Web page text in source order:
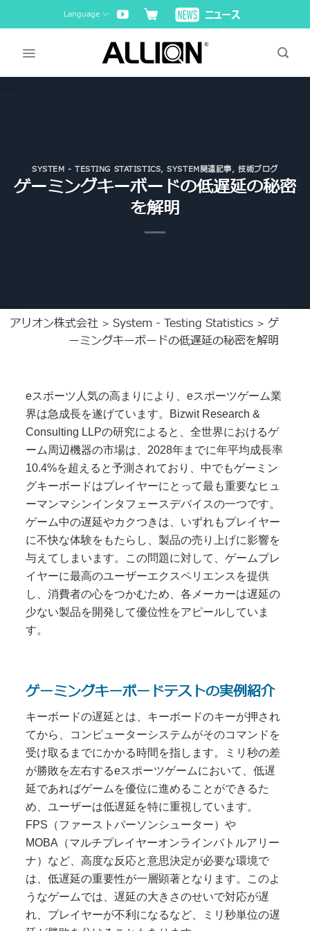
to
Language
SYSTEM - TESTING STATISTICS,SYSTEM関連記事,技術ブログ
ゲーミングキーボードの低遅延の秘密
を解明
アリオン株式会社 > System - Testing Statistics >ゲ
ーミングキーボードの低遅延の秘密を解明
eスポーツ人気の高まりにより、eスポーツゲーム業
界は急成長を遂げています。Bizwit Research &
Consulting LLPの研究によると、全世界におけるゲ
ーム周辺機器の市場は、2028年までに年平均成長率
10.4%を超えると予測されており、中でもゲーミン
グキーボードはプレイヤーにとって最も重要なヒュ
ーマンマシンインタフェースデバイスの一つです。
ゲーム中の遅延やカクつきは、いずれもプレイヤー
に不快な体験をもたらし、製品の売り上げに影響を
与えてしまいます。この問題に対して、ゲームプレ
イヤーに最高のユーザーエクスペリエンスを提供
し、消費者の心をつかむため、各メーカーは遅延の
少ない製品を開発して優位性をアピールしていま
す。
ゲーミングキーボードテストの実例紹介
キーボードの遅延とは、キーボードのキーが押され
てから、コンピューターシステムがそのコマンドを
受け取るまでにかかる時間を指します。ミリ秒の差
が勝敗を左右するeスポーツゲームにおいて、低遅
延であればゲームを優位に進めることができるた
め、ユーザーは低遅延を特に重視しています。
FPS（ファーストパーソンシューター）や
MOBA（マルチプレイヤーオンラインバトルアリー
ナ）など、高度な反応と意思決定が必要な環境で
は、低遅延の重要性が一層顕著となります。このよ
うなゲームでは、遅延の大きさのせいで対応が遅
れ、プレイヤーが不利になるなど、ミリ秒単位の遅